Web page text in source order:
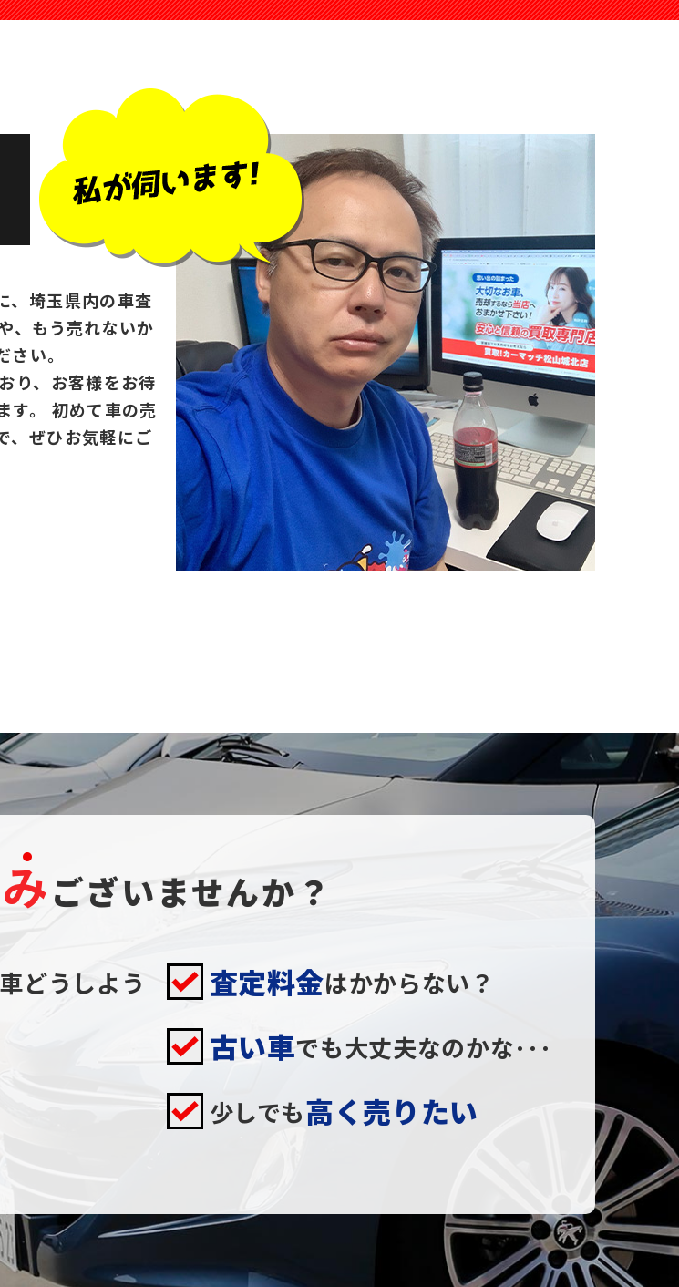
、埼玉県内の車査
、もう売れないか
い。
り、お客様をお待
す。 初めて車の売
、ぜひお気軽にご
みございませんか？
どうしよう 査定料金はかからない？
古い車でも大丈夫なのかな･･･
少しでも高く売りたい